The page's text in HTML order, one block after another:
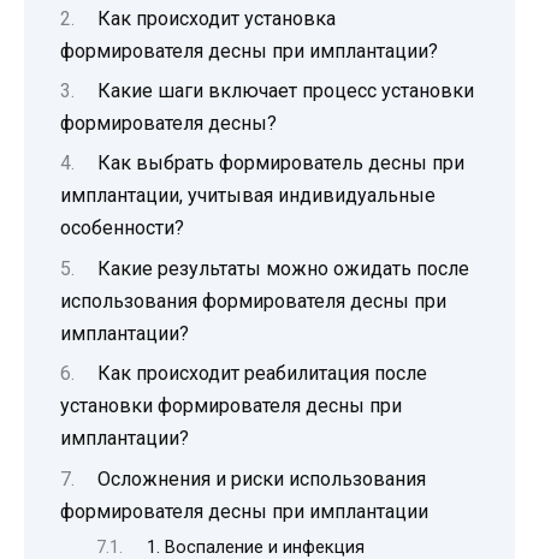
Как происходит установка
формирователя десны при имплантации?
Какие шаги включает процесс установки
формирователя десны?
Как выбрать формирователь десны при
имплантации, учитывая индивидуальные
особенности?
Какие результаты можно ожидать после
использования формирователя десны при
имплантации?
Как происходит реабилитация после
установки формирователя десны при
имплантации?
Осложнения и риски использования
формирователя десны при имплантации
1. Воспаление и инфекция